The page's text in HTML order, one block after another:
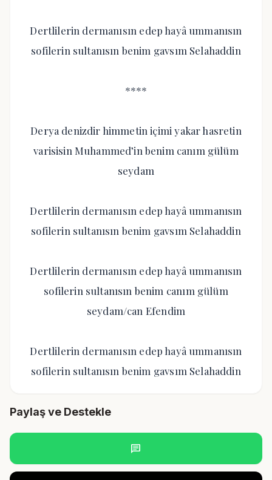
Dertlilerin dermanısın edep hayâ ummanısın
sofilerin sultanısın benim gavsım Selahaddin
****
Derya denizdir himmetin içimi yakar hasretin
varisisin Muhammed’in benim canım gülüm
seydam
Dertlilerin dermanısın edep hayâ ummanısın
sofilerin sultanısın benim gavsım Selahaddin
Dertlilerin dermanısın edep hayâ ummanısın
sofilerin sultanısın benim canım gülüm
seydam/can Efendim
Dertlilerin dermanısın edep hayâ ummanısın
sofilerin sultanısın benim gavsım Selahaddin
Paylaş ve Destekle
chat